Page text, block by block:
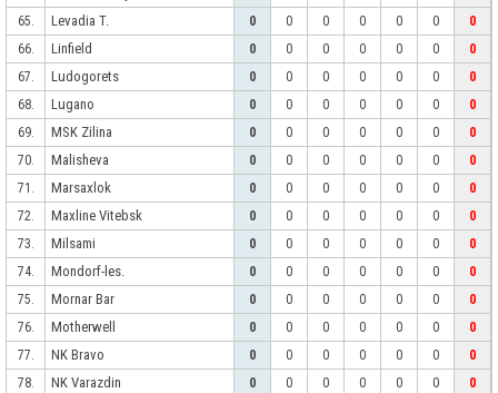
65.
Levadia T. 0 0 0 0 0 0
0
66.
Linfield 0 0 0 0 0 0
0
67.
Ludogorets 0 0 0 0 0 0
0
68.
Lugano 0 0 0 0 0 0
0
69.
MSK Zilina 0 0 0 0 0 0
0
70.
Malisheva 0 0 0 0 0 0
0
71.
Marsaxlok 0 0 0 0 0 0
0
72.
Maxline Vitebsk 0 0 0 0 0 0
0
73.
Milsami 0 0 0 0 0 0
0
74.
Mondorf-les. 0 0 0 0 0 0
0
75.
Mornar Bar 0 0 0 0 0 0
0
76.
Motherwell 0 0 0 0 0 0
0
77.
NK Bravo 0 0 0 0 0 0
0
78.
NK Varazdin 0 0 0 0 0 0
0